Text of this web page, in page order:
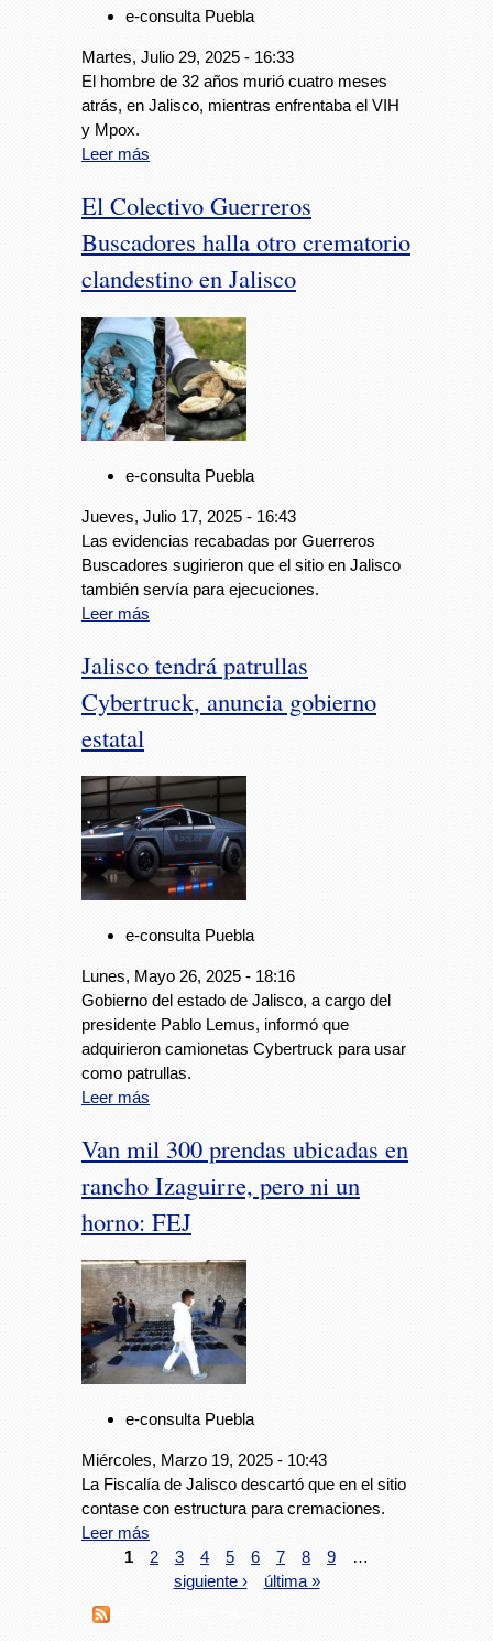
e-consulta Puebla
Martes, Julio 29, 2025 - 16:33
El hombre de 32 años murió cuatro meses
atrás, en Jalisco, mientras enfrentaba el VIH
y Mpox.
Leer más
El Colectivo Guerreros
Buscadores halla otro crematorio
clandestino en Jalisco
e-consulta Puebla
Jueves, Julio 17, 2025 - 16:43
Las evidencias recabadas por Guerreros
Buscadores sugirieron que el sitio en Jalisco
también servía para ejecuciones.
Leer más
Jalisco tendrá patrullas
Cybertruck, anuncia gobierno
estatal
e-consulta Puebla
Lunes, Mayo 26, 2025 - 18:16
Gobierno del estado de Jalisco, a cargo del
presidente Pablo Lemus, informó que
adquirieron camionetas Cybertruck para usar
como patrullas.
Leer más
Van mil 300 prendas ubicadas en
rancho Izaguirre, pero ni un
horno: FEJ
e-consulta Puebla
Miércoles, Marzo 19, 2025 - 10:43
La Fiscalía de Jalisco descartó que en el sitio
contase con estructura para cremaciones.
Leer más
1
2 3 4 5 6 7 8 9
…
siguiente ›
última »